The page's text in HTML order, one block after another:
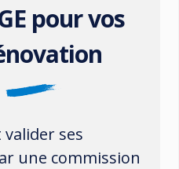
pour vos
valider ses
une commission